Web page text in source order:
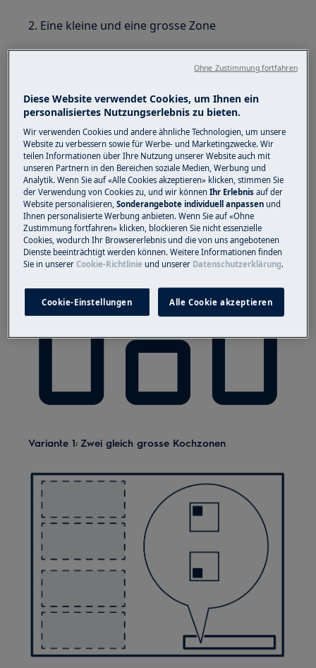
2. Eine kleine und eine grosse Zone
Drücken Sie , um zwischen den möglichen
Zonenlayouts zu wechseln. Die Anzeige zeigt an,
welcher Modus ausgewählt ist.
Variante 1: Zwei gleich grosse Kochzonen
Diese Website verwendet Cookies, um Ihnen ein
personalisiertes Nutzungserlebnis zu bieten.
Wir verwenden Cookies und andere ähnliche Technologien, um unsere
Website zu verbessern sowie für Werbe- und Marketingzwecke. Wir
teilen Informationen über Ihre Nutzung unserer Website auch mit
unseren Partnern in den Bereichen soziale Medien, Werbung und
Analytik. Wenn Sie auf «Alle Cookies akzeptieren» klicken, stimmen Sie
der Verwendung von Cookies zu, und wir könnenIhr Erlebnisauf der
Website personalisieren,Sonderangebote individuell anpassen und
Ihnen personalisierte Werbung anbieten. Wenn Sie auf «Ohne
Zustimmung fortfahren» klicken, blockieren Sie nicht essenzielle
Cookies, wodurch Ihr Browsererlebnis und die von uns angebotenen
Dienste beeinträchtigt werden können. Weitere Informationen finden
Sie in unsererCookie-Richtlinie und unserer Datenschutzerklärung.
Cookie-Einstellungen Alle Cookie akzeptieren
Ohne Zustimmung fortfahren